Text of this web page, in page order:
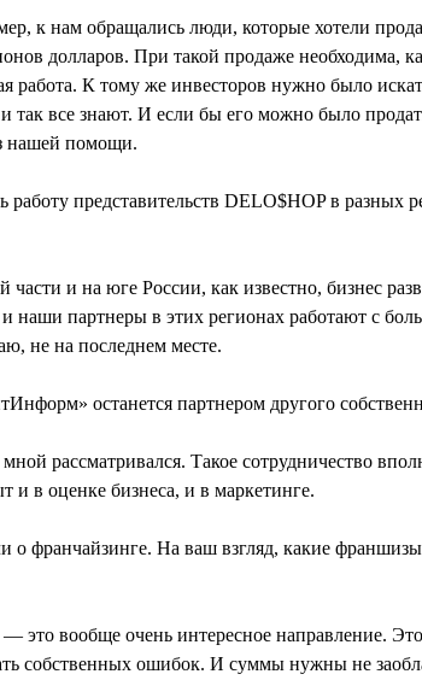
к нам обращались люди, которые хотели
долларов. При такой продаже необходима,
работа. К тому же инвесторов нужно было
так все знают. И если бы его можно было
нашей помощи.
представительств DELO$HOP в разных
и на юге России, как известно, бизнес
и наши партнеры в этих регионах работают с
не на последнем месте.
останется партнером другого
рассматривался. Такое сотрудничество
и в оценке бизнеса, и в маркетинге.
франчайзинге. На ваш взгляд, какие франшизы
это вообще очень интересное направление.
собственных ошибок. И суммы нужны не